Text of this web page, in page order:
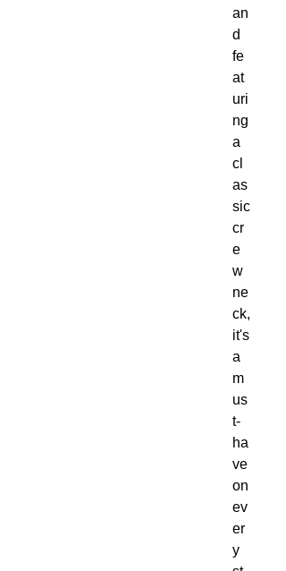
an
d
fe
at
uri
ng
a
cl
as
sic
cr
e
w
ne
ck,
it's
a
m
us
t-
ha
ve
on
ev
er
y